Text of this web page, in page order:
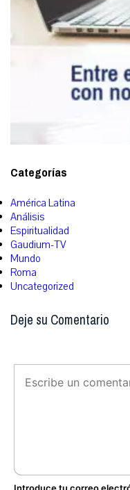
Categorías
América Latina
Análisis
Espiritualidad
Gaudium-TV
Mundo
Roma
Uncategorized
Deje su Comentario